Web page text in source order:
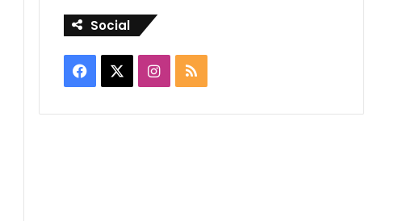
Social
Facebook Instagram
RSS